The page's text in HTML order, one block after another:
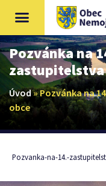
Pozvánka na
zastupitelstva
Úvod»Pozvánka na
obce
Pozvanka-na-14.-